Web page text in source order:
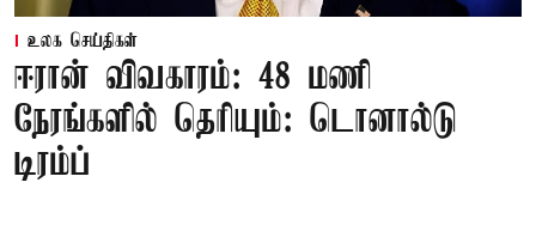
உலக செய்திகள்
ஈரான் விவகாரம்: 48 மணி
நேரங்களில் தெரியும்: டொனால்டு
டிரம்ப்